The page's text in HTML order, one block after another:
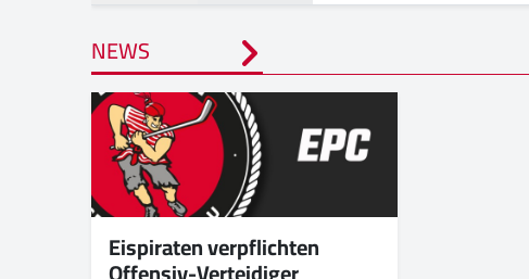
NEWS
Eispiraten verpflichten